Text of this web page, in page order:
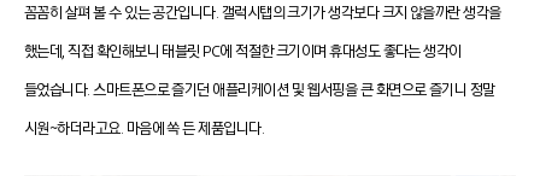
꼼꼼히 살펴 볼 수 있는 공간입니다. 갤럭시탭의 크기가 생각보다 크지 않을까란 생각을
했는데, 직접 확인해보니 태블릿 PC에 적절한 크기이며 휴대성도 좋다는 생각이
들었습니다.스마트폰으로 즐기던 애플리케이션 및 웹서핑을 큰 화면으로 즐기니 정말
시원~하더라고요. 마음에 쏙 든 제품입니다.